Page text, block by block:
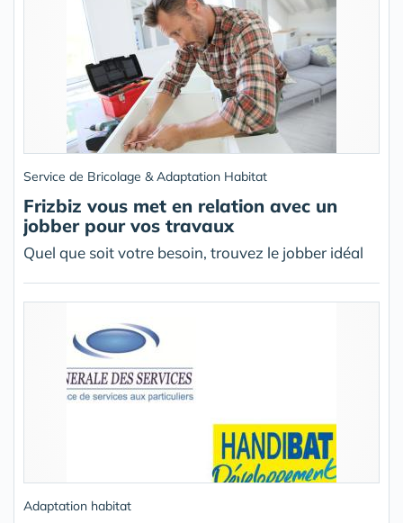
Service de Bricolage & Adaptation Habitat
Frizbiz vous met en relation avec un
jobber pour vos travaux
Quel que soit votre besoin, trouvez le jobber idéal
Adaptation habitat